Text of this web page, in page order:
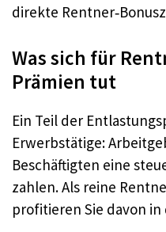
direkte
Was sich für
Prämien tut
Ein Teil der
Erwerbstätige:
Beschäftigten eine
zahlen. Als reine
profitieren Sie davon